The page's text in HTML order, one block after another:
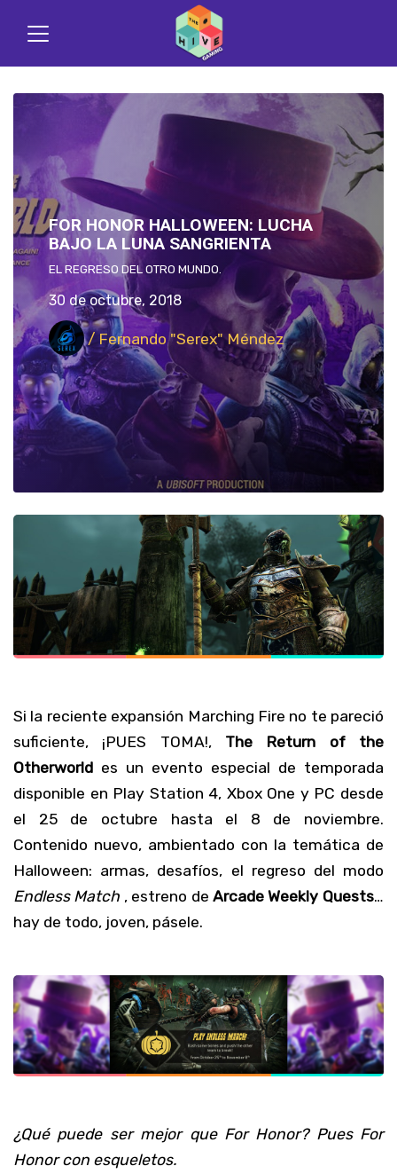
FOR HONOR HALLOWEEN: LUCHA
BAJO LA LUNA SANGRIENTA
EL REGRESO DEL OTRO MUNDO.
30 de octubre, 2018
/ Fernando "Serex" Méndez
Si la reciente expansión Marching Fire no te pareció
suficiente, ¡PUES TOMA!, The Return of the
Otherworld es un evento especial de temporada
disponible en Play Station 4, Xbox One y PC desde
el 25 de octubre hasta el 8 de noviembre.
Contenido nuevo, ambientado con la temática de
Halloween: armas, desafíos, el regreso del modo
Endless Match , estreno de Arcade Weekly Quests…
hay de todo, joven, pásele.
¿Qué puede ser mejor que For Honor? Pues For
Honor con esqueletos.